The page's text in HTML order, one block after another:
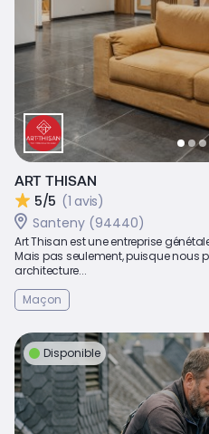
ART THISAN
5/5 (1 avis)
Santeny (94440)
Art Thisan est une entreprise
Mais pas seulement, puisque nous
architecture...
Maçon
Disponible